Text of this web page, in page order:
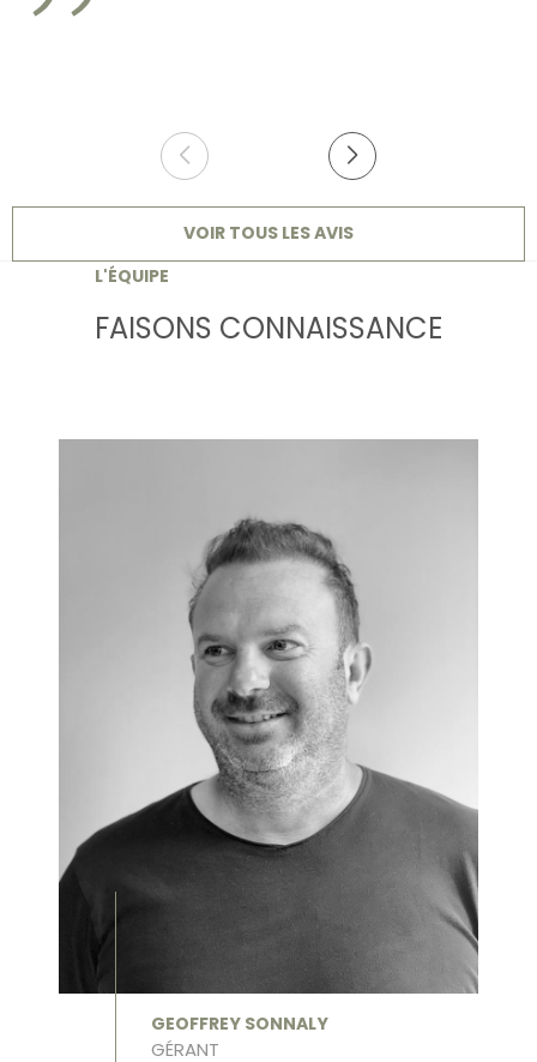
VOIR TOUS LES AVIS
L'ÉQUIPE
FAISONS CONNAISSANCE
GEOFFREY SONNALY
GÉRANT